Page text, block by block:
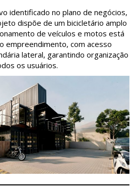
identificado no plano de negócios,
dispõe de um bicicletário amplo
de veículos e motos está
empreendimento, com acesso
lateral, garantindo organização
os usuários.